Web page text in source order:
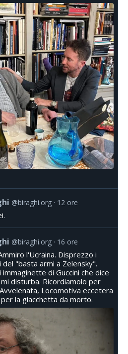
@biraghi.org 12 ore
@biraghi.org 16 ore
l'Ucraina. Disprezzo i
"basta armi a Zelensky".
di Guccini che dice
mi disturba. Ricordiamolo per
Locomotiva eccetera
la giacchetta da morto.